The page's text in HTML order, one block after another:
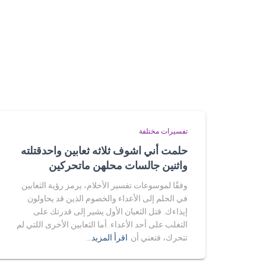
تفسيرات مختلفة
حلمت أني اشوف ثلاثه ثعابين واحدقتلته
واثنين جالسات محلهن ماتحركين
وفقًا لموسوعات تفسير الأحلام، يرمز رؤية الثعابين
في الحلم إلى الأعداء والخصوم الذين قد يحاولون
إيذاءك. قتل الثعبان الأول يشير إلى قدرتك على
التغلب على أحد الأعداء. أما الثعابين الأخرى اللتي لم
تتحرك، فتعني أن اقرأ المزيد…